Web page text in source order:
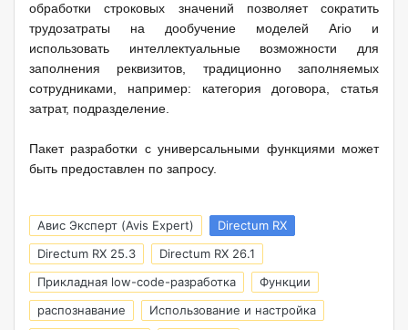
обработки строковых значений позволяет сократить
трудозатраты на дообучение моделей Ario и
использовать интеллектуальные возможности для
заполнения реквизитов, традиционно заполняемых
сотрудниками, например: категория договора, статья
затрат, подразделение.
Пакет разработки с универсальными функциями может
быть предоставлен по запросу.
Авис Эксперт (Avis Expert)
Directum RX
Directum RX 25.3
Directum RX 26.1
Прикладная low-code-разработка
Функции
распознавание
Использование и настройка